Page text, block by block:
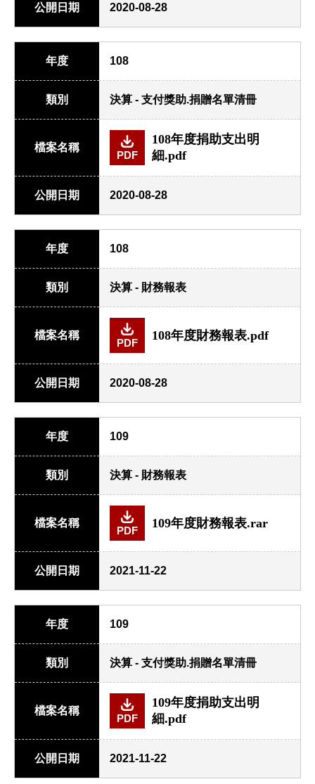
公開日期 2020-08-28
年度 108
類別 決算 - 支付獎助.捐贈名單清冊
檔案名稱
PDF
108年度捐助支出明
細.pdf
公開日期 2020-08-28
年度 108
類別 決算 - 財務報表
檔案名稱
PDF
108年度財務報表.pdf
公開日期 2020-08-28
年度 109
類別 決算 - 財務報表
檔案名稱
PDF
109年度財務報表.rar
公開日期 2021-11-22
年度 109
類別 決算 - 支付獎助.捐贈名單清冊
檔案名稱
PDF
109年度捐助支出明
細.pdf
公開日期 2021-11-22